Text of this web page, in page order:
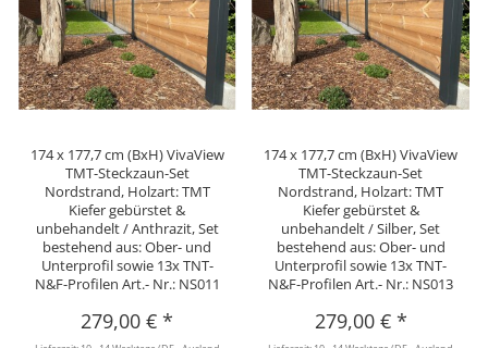
174 x 177,7 cm (BxH) VivaView
TMT-Steckzaun-Set
Nordstrand, Holzart: TMT
Kiefer gebürstet &
unbehandelt / Anthrazit, Set
bestehend aus: Ober- und
Unterprofil sowie 13x TNT-
N&F-Profilen Art.- Nr.: NS011
279,00 €*
174 x 177,7 cm (BxH) VivaView
TMT-Steckzaun-Set
Nordstrand, Holzart: TMT
Kiefer gebürstet &
unbehandelt / Silber, Set
bestehend aus: Ober- und
Unterprofil sowie 13x TNT-
N&F-Profilen Art.- Nr.: NS013
279,00 € *